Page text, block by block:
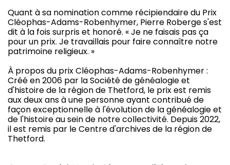
Quant à sa nomination comme récipiendaire du Prix
Cléophas-Adams-Robenhymer, Pierre Roberge s'est
dit à la fois surpris et honoré. « Je ne faisais pas ça
pour un prix. Je travaillais pour faire connaître notre
patrimoine religieux. »
À propos du prix Cléophas-Adams-Robenhymer :
Créé en 2006 par la Société de généalogie et
d'histoire de la région de Thetford, le prix est remis
aux deux ans à une personne ayant contribué de
façon exceptionnelle à l'évolution de la généalogie et
de l'histoire au sein de notre collectivité. Depuis 2022,
il est remis par le Centre d'archives de la région de
Thetford.